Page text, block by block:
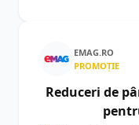
EMAG.RO
PROMOȚIE
Reduceri de